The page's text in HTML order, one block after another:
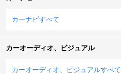
カーナビすべて
カーオーディオ、ビジュアル
カーオーディオ、ビジュアルすべて